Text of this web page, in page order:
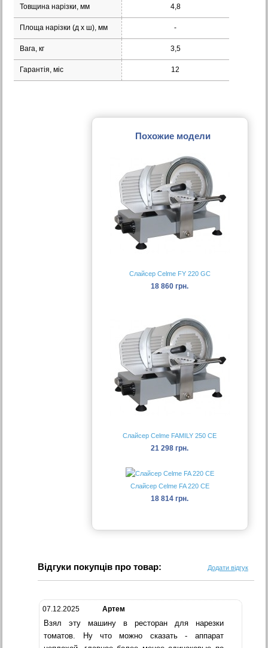
Товщина нарізки, мм 4,8
Площа нарізки (д х ш), мм -
Вага, кг 3,5
Гарантія, міс 12
Похожие модели
Слайсер Celme FY 220 GC
18 860 грн.
Слайсер Celme FAMILY 250 CE
21 298 грн.
Слайсер Celme FA 220 CE
18 814 грн.
Відгуки покупців про товар: Додати відгук
07.12.2025 Артем
Взял эту машину в ресторан для нарезки
томатов. Ну что можно сказать - аппарат